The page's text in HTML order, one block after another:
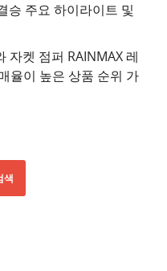
승 주요 하이라이트 및
자켓 점퍼 RAINMAX 레
율이 높은 상품 순위 가
색